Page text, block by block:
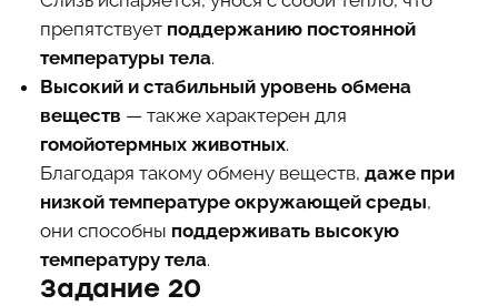
препятствует поддержанию постоянной
температуры тела.
Высокий и стабильный уровень обмена
веществ — также характерен для
гомойотермных животных.
Благодаря такому обмену веществ, даже при
низкой температуре окружающей среды,
они способны поддерживать высокую
температуру тела.
Задание 20